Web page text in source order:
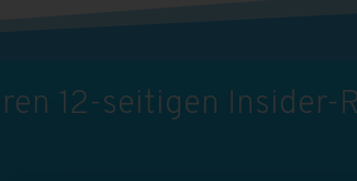
12-seitigen Insider-